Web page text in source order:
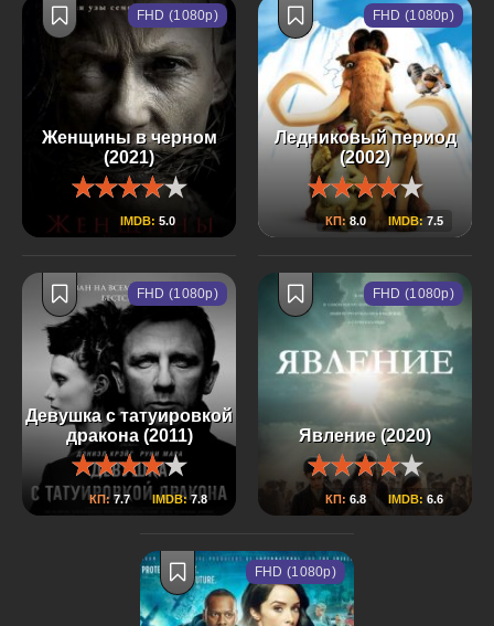
Женщины в черном
(2021)
IMDB: 5.0
FHD (1080p)
Ледниковый период
(2002)
КП:8.0 IMDB:7.5
FHD (1080p)
Девушка с татуировкой
дракона (2011)
КП: 7.7 IMDB:7.8
FHD (1080p)
Явление (2020)
КП: 6.8 IMDB: 6.6
FHD (1080p)
FHD (1080p)